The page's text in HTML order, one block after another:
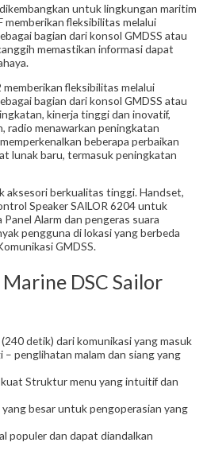
untuk lingkungan maritim
memberikan fleksibilitas melalui
bagian dari konsol GMDSS atau
memastikan informasi dapat
memberikan fleksibilitas melalui
bagian dari konsol GMDSS atau
kinerja tinggi dan inovatif,
radio menawarkan peningkatan
beberapa perbaikan
lunak baru, termasuk peningkatan
aksesori berkualitas tinggi. Handset,
Speaker SAILOR 6204 untuk
Alarm dan pengeras suara
pengguna di lokasi yang berbeda
GMDSS.
DSC Sailor
detik) dari komunikasi yang masuk
penglihatan malam dan siang yang
Struktur menu yang intuitif dan
besar untuk pengoperasian yang
populer dan dapat diandalkan